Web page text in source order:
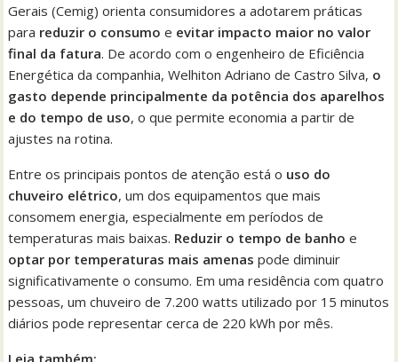
Gerais (Cemig) orienta consumidores a adotarem práticas
para reduzir o consumo e evitar impacto maior no valor
final da fatura. De acordo com o engenheiro de Eficiência
Energética da companhia, Welhiton Adriano de Castro Silva, o
gasto depende principalmente da potência dos aparelhos
e do tempo de uso, o que permite economia a partir de
ajustes na rotina.
Entre os principais pontos de atenção está o uso do
chuveiro elétrico, um dos equipamentos que mais
consomem energia, especialmente em períodos de
temperaturas mais baixas. Reduzir o tempo de banho e
optar por temperaturas mais amenas pode diminuir
significativamente o consumo. Em uma residência com quatro
pessoas, um chuveiro de 7.200 watts utilizado por 15 minutos
diários pode representar cerca de 220 kWh por mês.